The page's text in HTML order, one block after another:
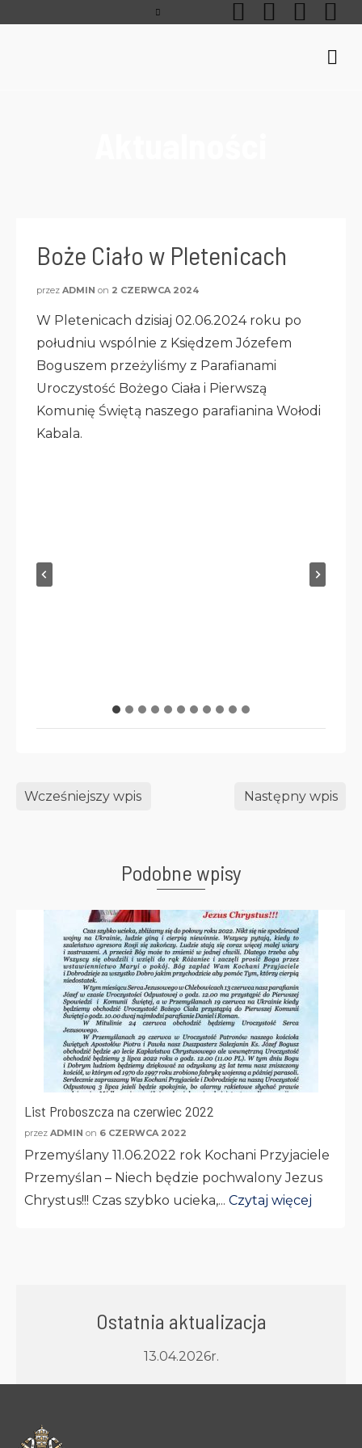
Boże Ciało w Pletenicach
przez ADMIN on 2 CZERWCA 2024
W Pletenicach dzisiaj 02.06.2024 roku po
południu wspólnie z Księdzem Józefem
Boguszem przeżyliśmy z Parafianami
Uroczystość Bożego Ciała i Pierwszą
Komunię Świętą naszego parafianina Wołodi
Kabala.
Wcześniejszy wpis Następny wpis
Podobne wpisy
List Proboszcza na czerwiec 2022
przez ADMIN on 6 CZERWCA 2022
Przemyślany 11.06.2022 rok Kochani Przyjaciele
Przemyślan – Niech będzie pochwalony Jezus
Chrystus!!! Czas szybko ucieka,... Czytaj więcej
Ostatnia aktualizacja
13.04.2026r.